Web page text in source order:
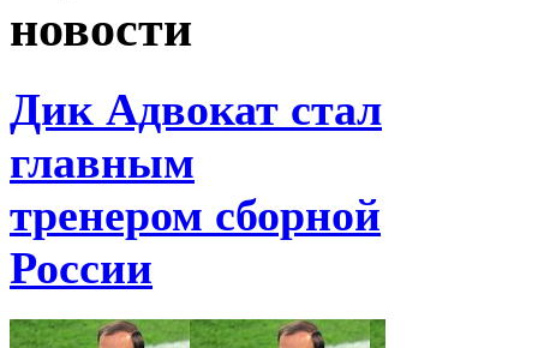
новости
Дик Адвокат стал
главным
тренером сборной
России